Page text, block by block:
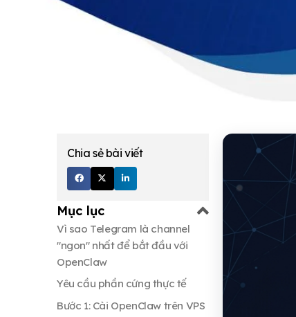
Chia sẻ bài viết
Mục lục
Vì sao Telegram là channel
"ngon" nhất để bắt đầu với
OpenClaw
Yêu cầu phần cứng thực tế
Bước 1: Cài OpenClaw trên VPS